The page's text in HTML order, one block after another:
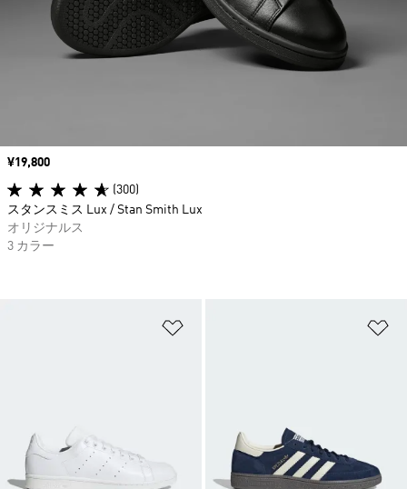
価格
¥19,800
(300)
スタンスミス Lux / Stan Smith Lux
オリジナルス
3 カラー